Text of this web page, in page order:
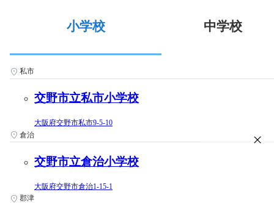
小学校 中学校
私市
交野市立私市小学校
大阪府交野市私市9-5-10
倉治
交野市立倉治小学校
大阪府交野市倉治1-15-1
郡津